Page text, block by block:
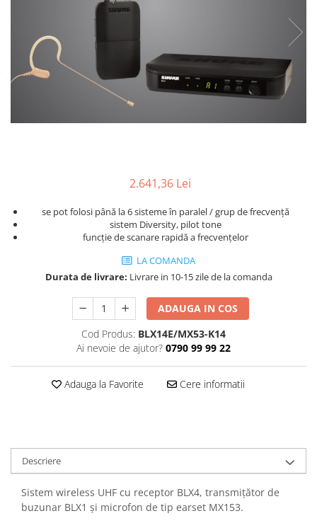
Accesorii Generale
Boxe
Accesorii pentru boxe
Boxe Active
Accesorii pt. Cabluri
Adaptoare Audio
Cabluri la metru
Stage Box Multicore
Casti fara fir
Accesorii pentru Microfoane
Headset-uri si lavaliere
Microfoane cu fir pentru live
Microfoane de captura
Moving head-uri – Spot
Ventilatoare
2.641,36 Lei
se pot folosi până la 6 sisteme în paralel / grup de frecvență
sistem Diversity, pilot tone
funcție de scanare rapidă a frecvențelor
LA COMANDA
Durata de livrare: Livrare in 10-15 zile de la comanda
ADAUGA IN COS
Cod Produs: BLX14E/MX53-K14
Ai nevoie de ajutor? 0790 99 99 22
Adauga la Favorite Cere informatii
Descriere
Sistem wireless UHF cu receptor BLX4, transmițător de
buzunar BLX1 și microfon de tip earset MX153.